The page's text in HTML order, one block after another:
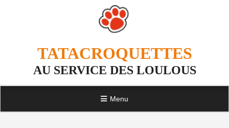
TATACROQUETTES
AU SERVICE DES LOULOUS
Menu